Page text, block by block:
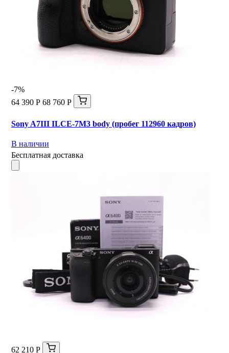
-7%
64 390 Р 68 760 Р
Sony A7III ILCE-7M3 body (пробег 112960 кадров)
В наличии
Бесплатная доставка
62 210 Р